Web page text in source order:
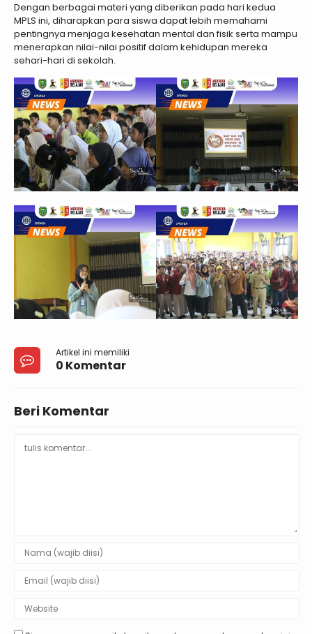
Dengan berbagai materi yang diberikan pada hari kedua
MPLS ini, diharapkan para siswa dapat lebih memahami
pentingnya menjaga kesehatan mental dan fisik serta mampu
menerapkan nilai-nilai positif dalam kehidupan mereka
sehari-hari di sekolah.
Artikel ini memiliki
0 Komentar
Beri Komentar